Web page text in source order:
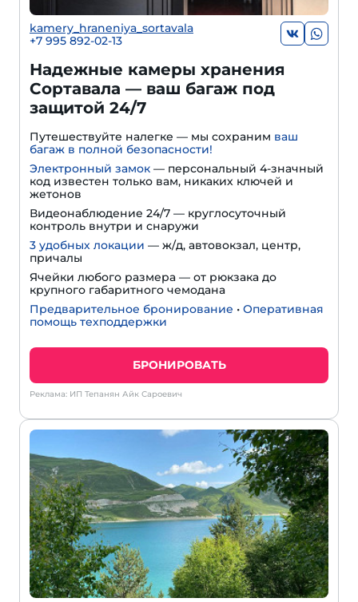
kamery_hraneniya_sortavala
+7 995 892-02-13
Надежные камеры хранения
Сортавала — ваш багаж под
защитой 24/7
Путешествуйте налегке — мы сохраним ваш
багаж в полной безопасности!
Электронный замок — персональный 4-значный
код известен только вам, никаких ключей и
жетонов
Видеонаблюдение 24/7 — круглосуточный
контроль внутри и снаружи
3 удобных локации — ж/д, автовокзал, центр,
причалы
Ячейки любого размера — от рюкзака до
крупного габаритного чемодана
Предварительное бронирование • Оперативная
помощь техподдержки
БРОНИРОВАТЬ
Реклама: ИП Тепанян Айк Сароевич